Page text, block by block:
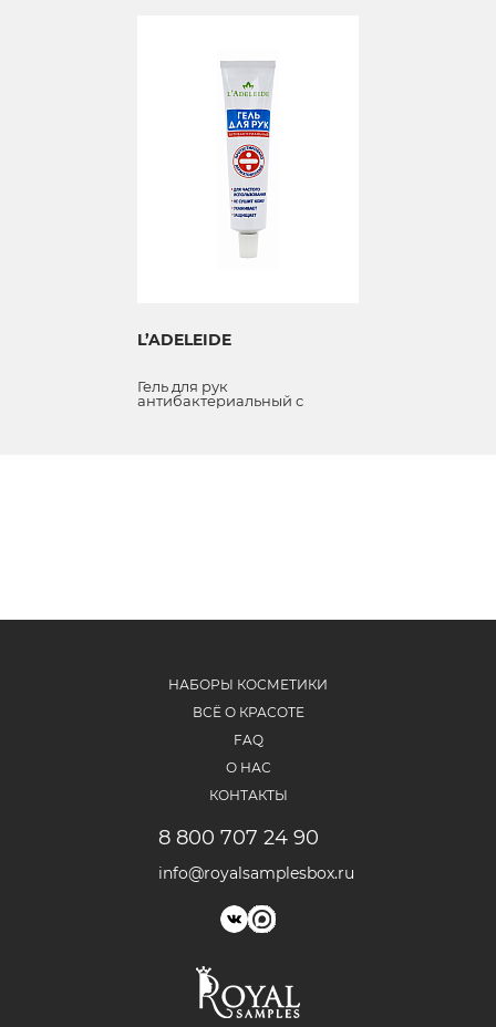
L’ADELEIDE
Гель для рук
антибактериальный с
НАБОРЫ КОСМЕТИКИ
ВСЁ О КРАСОТЕ
FAQ
О НАС
КОНТАКТЫ
8 800 707 24 90
info@royalsamplesbox.ru